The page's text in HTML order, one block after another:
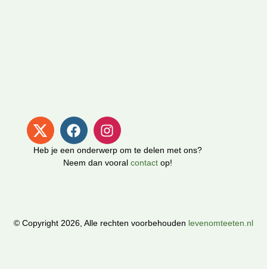
Heb je een onderwerp om te delen met ons?
Neem dan vooral contactop!
© Copyright 2026, Alle rechten voorbehouden levenomteeten.nl